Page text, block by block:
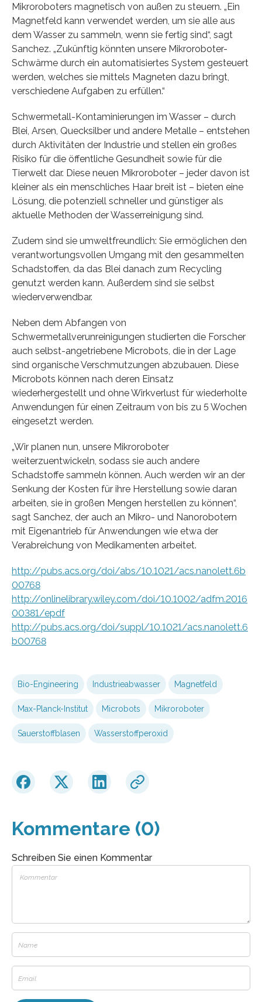
Mikroroboters magnetisch von außen zu steuern. „Ein
Magnetfeld kann verwendet werden, um sie alle aus
dem Wasser zu sammeln, wenn sie fertig sind“, sagt
Sanchez. „Zukünftig könnten unsere Mikroroboter-
Schwärme durch ein automatisiertes System gesteuert
werden, welches sie mittels Magneten dazu bringt,
verschiedene Aufgaben zu erfüllen.“
Schwermetall-Kontaminierungen im Wasser – durch
Blei, Arsen, Quecksilber und andere Metalle – entstehen
durch Aktivitäten der Industrie und stellen ein großes
Risiko für die öffentliche Gesundheit sowie für die
Tierwelt dar. Diese neuen Mikroroboter – jeder davon ist
kleiner als ein menschliches Haar breit ist – bieten eine
Lösung, die potenziell schneller und günstiger als
aktuelle Methoden der Wasserreinigung sind.
Zudem sind sie umweltfreundlich: Sie ermöglichen den
verantwortungsvollen Umgang mit den gesammelten
Schadstoffen, da das Blei danach zum Recycling
genutzt werden kann. Außerdem sind sie selbst
wiederverwendbar.
Neben dem Abfangen von
Schwermetallverunreinigungen studierten die Forscher
auch selbst-angetriebene Microbots, die in der Lage
sind organische Verschmutzungen abzubauen. Diese
Microbots können nach deren Einsatz
wiederhergestellt und ohne Wirkverlust für wiederholte
Anwendungen für einen Zeitraum von bis zu 5 Wochen
eingesetzt werden.
„Wir planen nun, unsere Mikroroboter
weiterzuentwickeln, sodass sie auch andere
Schadstoffe sammeln können. Auch werden wir an der
Senkung der Kosten für ihre Herstellung sowie daran
arbeiten, sie in großen Mengen herstellen zu können“,
sagt Sanchez, der auch an Mikro- und Nanorobotern
mit Eigenantrieb für Anwendungen wie etwa der
Verabreichung von Medikamenten arbeitet.
http://pubs.acs.org/doi/abs/10.1021/acs.nanolett.6b
00768
http://onlinelibrary.wiley.com/doi/10.1002/adfm.2016
00381/epdf
http://pubs.acs.org/doi/suppl/10.1021/acs.nanolett.6
b00768
Bio-Engineering Industrieabwasser Magnetfeld
Max-Planck-Institut Microbots Mikroroboter
Sauerstoffblasen Wasserstoffperoxid
Kommentare (0)
Schreiben Sie einen Kommentar